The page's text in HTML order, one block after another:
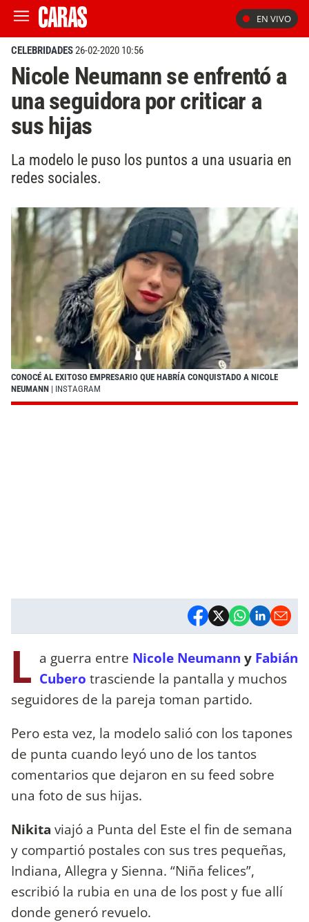
EN VIVO
CELEBRIDADES26-02-2020 10:56
Nicole Neumann se enfrentó a
una seguidora por criticar a
sus hijas
La modelo le puso los puntos a una usuaria en
redes sociales.
CONOCÉ AL EXITOSO EMPRESARIO QUE HABRÍA CONQUISTADO A NICOLE
NEUMANN | INSTAGRAM
L a guerra entre Nicole Neumann y Fabián
Cubero trasciende la pantalla y muchos
seguidores de la pareja toman partido.
Pero esta vez, la modelo salió con los tapones
de punta cuando leyó uno de los tantos
comentarios que dejaron en su feed sobre
una foto de sus hijas.
Nikita viajó a Punta del Este el fin de semana
y compartió postales con sus tres pequeñas,
Indiana, Allegra y Sienna. “Niña felices”,
escribió la rubia en una de los post y fue allí
donde generó revuelo.